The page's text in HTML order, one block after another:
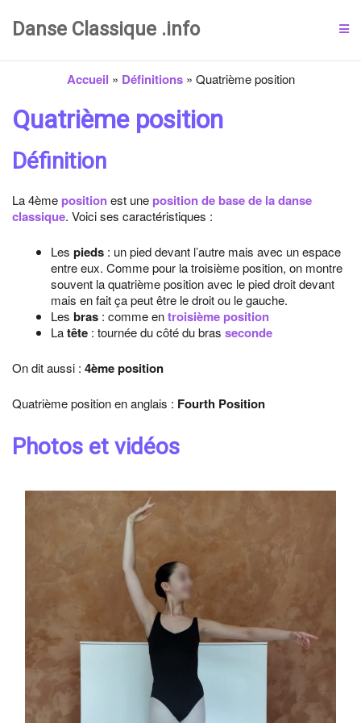
Danse Classique .info
Accueil » Définitions» Quatrième position
Quatrième position
Définition
La 4ème positionest une position de base de la danse
classique. Voici ses caractéristiques :
Les pieds : un pied devant l’autre mais avec un espace
entre eux. Comme pour la troisième position, on montre
souvent la quatrième position avec le pied droit devant
mais en fait ça peut être le droit ou le gauche.
Les bras : comme entroisième position
Latête : tournée du côté du bras seconde
On dit aussi : 4ème position
Quatrième position en anglais : Fourth Position
Photos et vidéos